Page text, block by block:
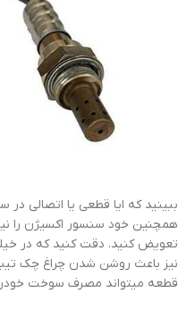
ببینید که ایا قطعی یا اتصالی
همچنین خود سنسور اکسیژن را
تعویض کنید. دقت کنید که در
نیز باعث روشن شدن چراغ چک تیبا
قطعه میتواند مصرف سوخت